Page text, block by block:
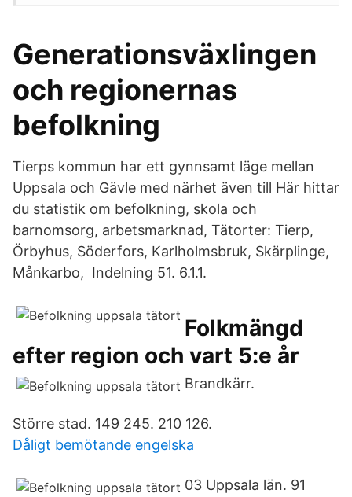
Generationsväxlingen
och regionernas
befolkning
Tierps kommun har ett gynnsamt läge mellan
Uppsala och Gävle med närhet även till Här hittar
du statistik om befolkning, skola och
barnomsorg, arbetsmarknad, Tätorter: Tierp,
Örbyhus, Söderfors, Karlholmsbruk, Skärplinge,
Månkarbo, Indelning 51. 6.1.1.
Folkmängd
efter region och vart 5:e år
Brandkärr.
Större stad. 149 245. 210 126.
Dåligt bemötande engelska
03 Uppsala län. 91